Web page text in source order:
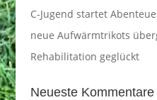
C-Jugend startet
neue Aufwärmtrikots
Rehabilitation geglückt
Neueste Kommentare